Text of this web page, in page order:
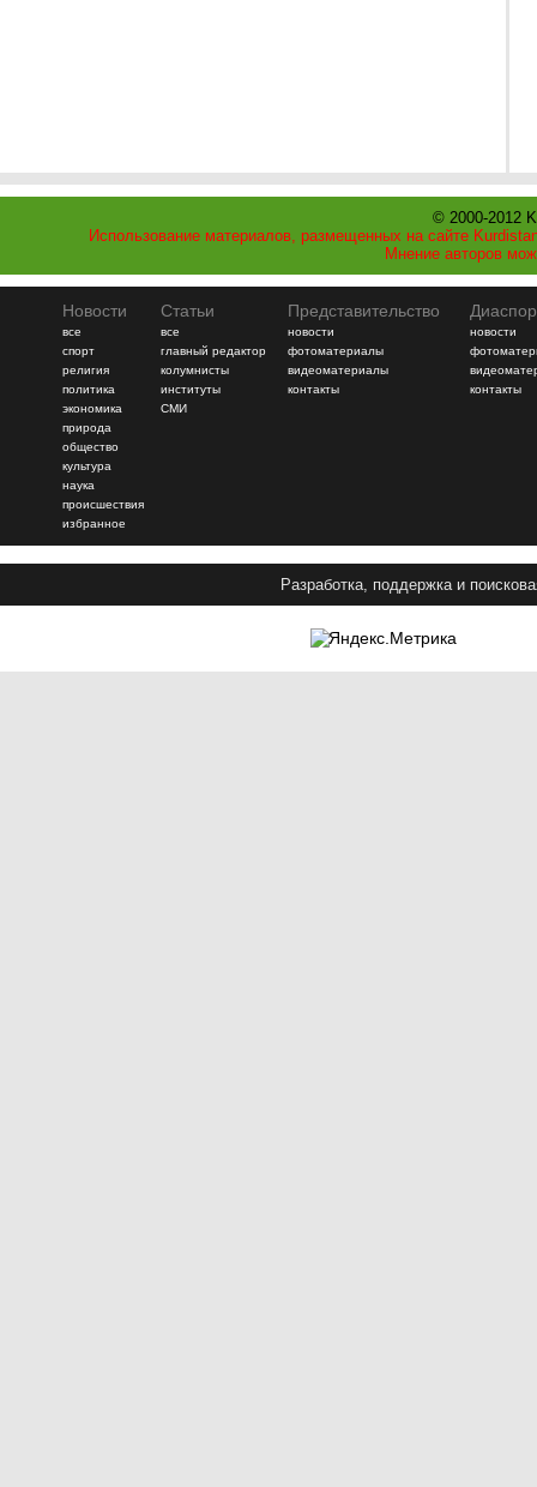
© 2000-2012
Использование материалов, размещенных на сайте
Мнение авторов
Новости
все
спорт
религия
политика
экономика
природа
общество
культура
наука
происшествия
избранное
Статьи
все
главный редактор
колумнисты
институты
СМИ
Представительство
новости
фотоматериалы
видеоматериалы
контакты
новости
контакты
Разработка, поддержка и